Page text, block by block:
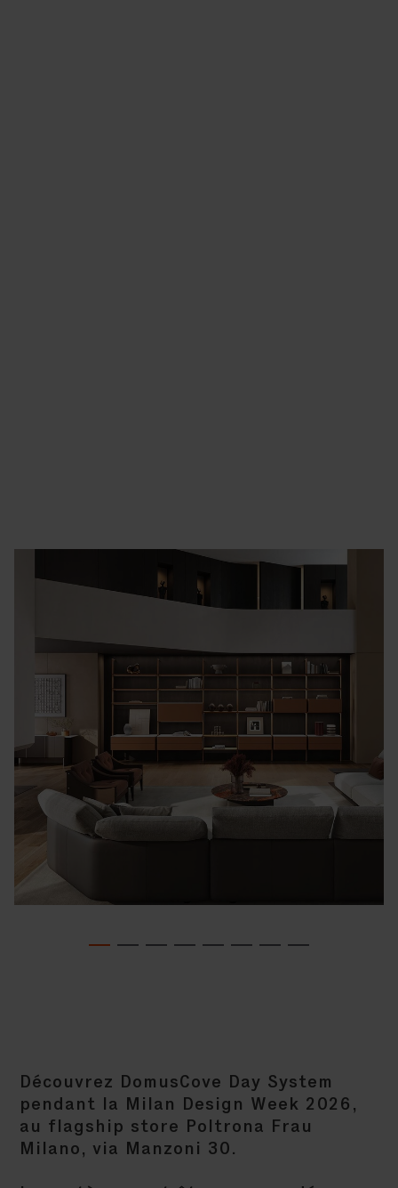
Découvrez DomusCove Day System
pendant la Milan Design Week 2026,
au flagship store Poltrona Frau
Milano, via Manzoni 30.